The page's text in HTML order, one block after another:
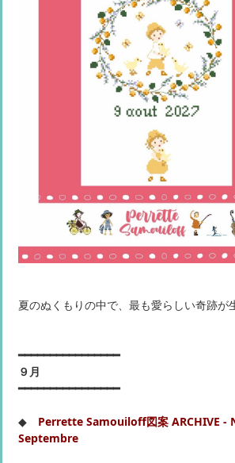
夏のぬくもりの中で、最も愛らしい奇跡が
━━━━━━━━━━━━━━━━
９月
━━━━━━━━━━━━━━━━
◆ Perrette Samouiloff図案 ARCHIVE -
Septembre